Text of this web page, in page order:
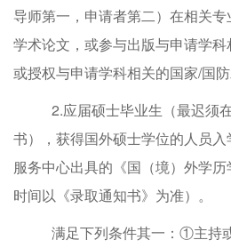
导师第一 ， 申请者第二） 在相关专
学术论文，或参与出版与申请学
或授权与申请学科相关的国家/国
2.应届硕士毕业生（最迟须
书）
， 获得国外硕士学位的人员入
服务中心出具的《国（境）外学历
时间以《录取通知书》为准） 。
满足下列条件其一 ： ①主持